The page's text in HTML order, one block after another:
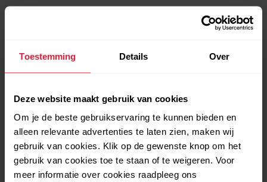
Toestemming Details Over
Deze website maakt gebruik van cookies
Om je de beste gebruikservaring te kunnen bieden en
alleen relevante advertenties te laten zien, maken wij
gebruik van cookies. Klik op de gewenste knop om het
gebruik van cookies toe te staan of te weigeren. Voor
meer informatie over cookies raadpleeg ons